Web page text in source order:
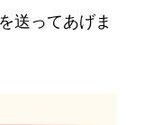
送ってあげま